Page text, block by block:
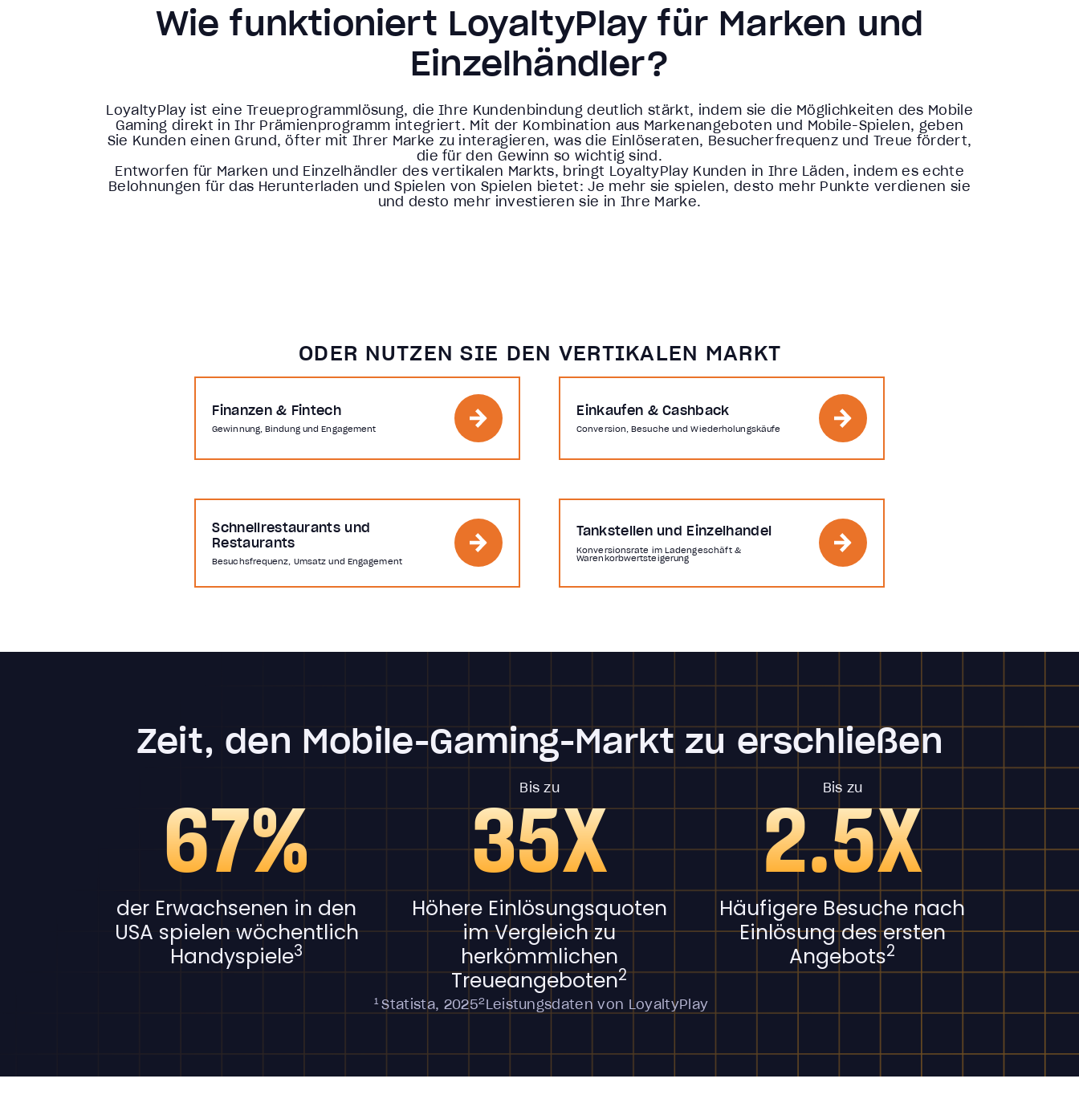
Wie funktioniert LoyaltyPlay für Marken und
Einzelhändler?
LoyaltyPlay ist eine Treueprogrammlösung, die Ihre Kundenbindung deutlich stärkt, indem sie die Möglichkeiten des Mobile
Gaming direkt in Ihr Prämienprogramm integriert. Mit der Kombination aus Markenangeboten und Mobile-Spielen, geben
Sie Kunden einen Grund, öfter mit Ihrer Marke zu interagieren, was die Einlöseraten, Besucherfrequenz und Treue fördert,
die für den Gewinn so wichtig sind.
Entworfen für Marken und Einzelhändler des vertikalen Markts, bringt LoyaltyPlay Kunden in Ihre Läden, indem es echte
Belohnungen für das Herunterladen und Spielen von Spielen bietet: Je mehr sie spielen, desto mehr Punkte verdienen sie
und desto mehr investieren sie in Ihre Marke.
ODER NUTZEN SIE DEN VERTIKALEN MARKT
Finanzen & Fintech
Gewinnung, Bindung und Engagement
Einkaufen & Cashback
Conversion, Besuche und Wiederholungskäufe
Schnellrestaurants und
Restaurants
Besuchsfrequenz, Umsatz und Engagement
Tankstellen und Einzelhandel
Konversionsrate im Ladengeschäft &
Warenkorbwertsteigerung
Zeit, den Mobile-Gaming-Markt zu erschließen
67%
der Erwachsenen in den
USA spielen wöchentlich
Handyspiele3
Bis zu
35X
Höhere Einlösungsquoten
im Vergleich zu
herkömmlichen
Treueangeboten2
Bis zu
2.5X
Häufigere Besuche nach
Einlösung des ersten
Angebots2
1 Statista, 20252Leistungsdaten von LoyaltyPlay